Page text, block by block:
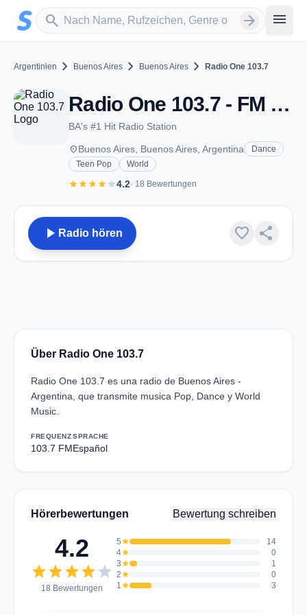
Zum Hauptinhalt springen
search
Sender suchen arrow_forward menu
Argentinien chevron_right Buenos Aires chevron_right Buenos Aires chevron_right Radio One 103.7
Radio One 103.7 - FM 103.7 - Buenos Aires
BA's #1 Hit Radio Station
placeBuenos Aires, Buenos Aires, Argentina
Dance
Teen Pop
World
starstarstarstarstar4.2· 18 Bewertungen
play_arrow Radio hören favorite share
Über Radio One 103.7
Radio One 103.7 es una radio de Buenos Aires -
Argentina, que transmite musica Pop, Dance y World
Music.
FREQUENZ
103.7 FM
SPRACHE
Español
Hörerbewertungen Bewertung schreiben
4.2
starstarstarstarstar
18 Bewertungen
5star
14
4star
0
3star
1
2star
0
1star 3